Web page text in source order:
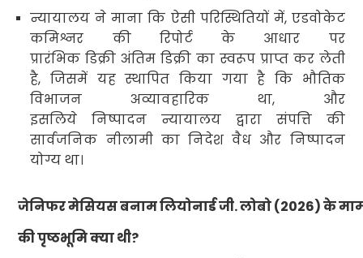
न्यायालय ने माना कि ऐसी परिस्थितियों में, एडवोकेट
कमिश्नर की रिपोर्ट के आधार पर
प्रारंभिक डिक्री अंतिम डिक्री का स्वरूप प्राप्त कर लेती
है,जिसमें यह स्थापित किया गया है कि भौतिक
विभाजन अव्यावहारिक था, और
इसलिये निष्पादन न्यायालय द्वारा संपत्ति की
सार्वजनिक नीलामी का निदेश वैध और निष्पादन
योग्य था।
जेनिफर मेसियस बनाम लियोनार्ड जी. लोबो (2026)के
की पृष्ठभूमि क्या थी?